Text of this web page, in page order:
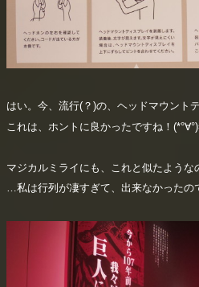
はい。今、流行(？)の、ヘッドマウント
これは、ホントに良かったですね！
マジカルミライにも、これと似たような
…私は行列が凄すぎて、出来なかったの